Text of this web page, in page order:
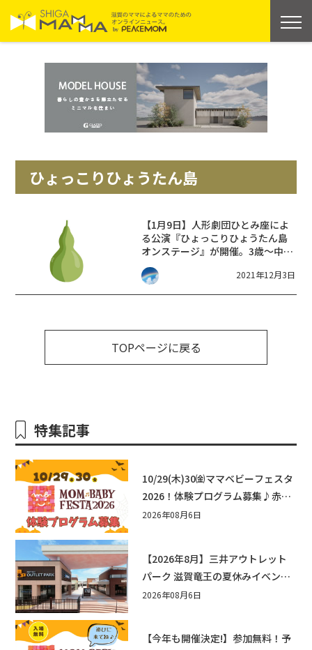
ひょっこりひょうたん島
【1月9日】人形劇団ひとみ座によ
る公演『ひょっこりひょうたん島
オンステージ』が開催。3歳〜中学
生は入場料500円！☆長浜市☆
2021年12月3日
TOPページに戻る
特集記事
10/29(木)30㈮ママベビーフェスタ
2026！体験プログラム募集♪赤ち
ゃん向けイベントに出演しません
2026年08月6日
【2026年8月】三井アウトレット
パーク 滋賀竜王の夏休みイベント
まとめ！びしょぬれ水あそび・激
2026年08月6日
【今年も開催決定!】参加無料！予